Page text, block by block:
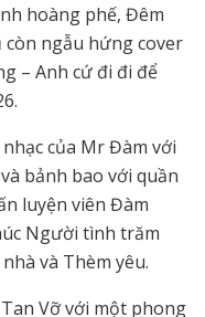
hoàng phế, Đêm
còn ngẫu hứng cover
– Anh cứ đi đi để
của Mr Đàm với
bảnh bao với quần
luyện viên Đàm
Người tình trăm
và Thèm yêu.
Vỡ với một phong